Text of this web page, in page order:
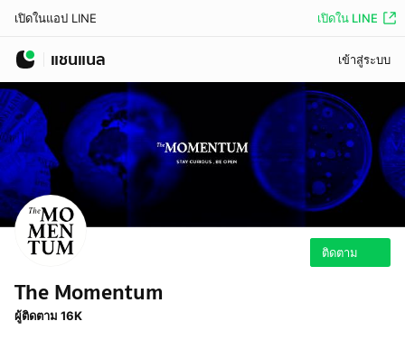
เปิดในแอป LINE เปิดใน LINE
แชนแนล เข้าสู่ระบบ
ติดตาม
The Momentum
ผู้ติดตาม 16K